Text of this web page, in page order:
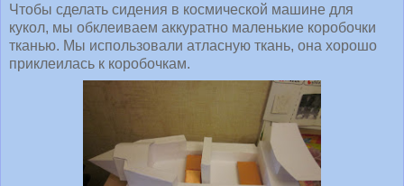
Чтобы сделать сидения в космической машине для
кукол, мы обклеиваем аккуратно маленькие коробочки
тканью. Мы использовали атласную ткань, она хорошо
приклеилась к коробочкам.